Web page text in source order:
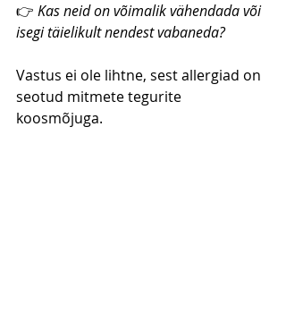
👉 Kas neid on võimalik vähendada või
isegi täielikult nendest vabaneda?
Vastus ei ole lihtne, sest allergiad on
seotud mitmete tegurite
koosmõjuga.